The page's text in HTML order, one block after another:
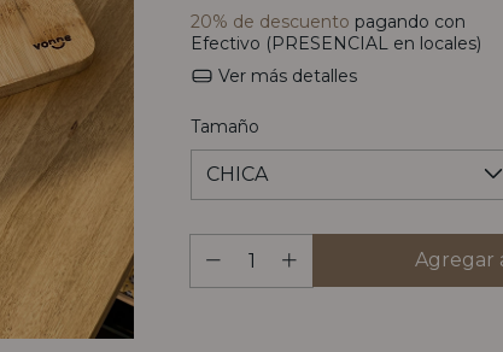
20% de descuento pagando con
Efectivo (PRESENCIAL en locales)
Ver más detalles
Tamaño